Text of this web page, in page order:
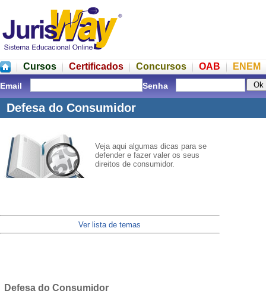
Cursos Certificados Concursos OAB ENEM
Email Senha
Defesa do Consumidor
Veja aqui algumas dicas para se
defender e fazer valer os seus
direitos de consumidor.
Ver lista de temas
Defesa do Consumidor